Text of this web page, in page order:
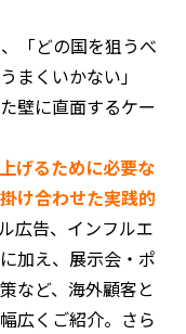
「どの国を狙うべ
まくいかない」
壁に直面するケー
げるために必要な
け合わせた実践的
広告、インフルエ
加え、展示会・ポ
など、海外顧客と
広くご紹介。さら